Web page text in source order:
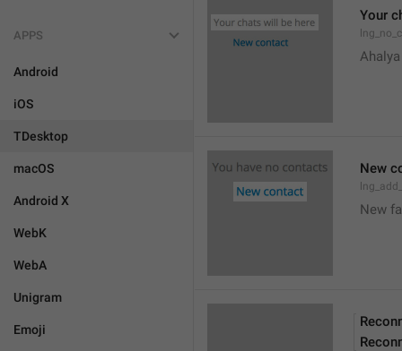
APPS
Android
iOS
TDesktop
macOS
Android X
WebK
WebA
Unigram
Emoji
Your
New
New